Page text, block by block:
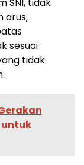
arus,
sesuai
tidak
untuk